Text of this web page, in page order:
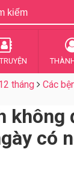
tháng Các
không
có